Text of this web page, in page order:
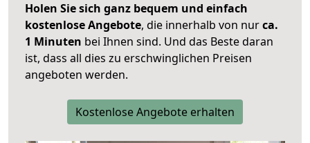
Holen Sie sich ganz bequem und einfach
kostenlose Angebote, die innerhalb von nurca.
1 Minuten bei Ihnen sind. Und das Beste daran
ist, dass all dies zu erschwinglichen Preisen
angeboten werden.
Kostenlose Angebote erhalten